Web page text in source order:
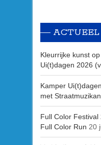
ACTUEEL
Kleurrijke kunst
Ui(t)dagen 2026
Kamper
met
Full Color
Full Color Run 20